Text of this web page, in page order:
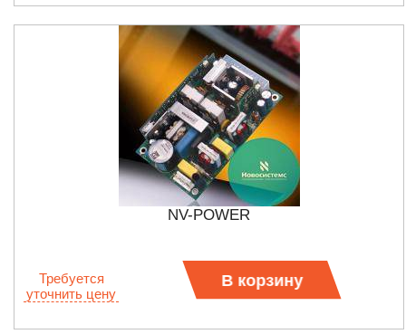
NV-POWER
Требуется
уточнить цену
В корзину